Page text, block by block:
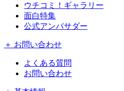
ウチコミ！ギャラリー
面白特集
公式アンバサダー
＋ お問い合わせ
よくある質問
お問い合わせ